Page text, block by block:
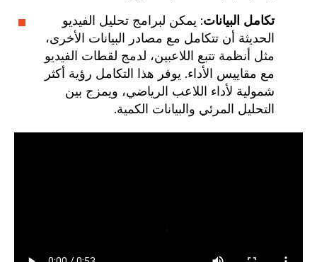
تكامل البيانات: يمكن لبرامج تحليل الفيديو
الحديثة أن تتكامل مع مصادر البيانات الأخرى،
مثل أنظمة تتبع اللاعبين، لدمج لقطات الفيديو
مع مقاييس الأداء. يوفر هذا التكامل رؤية أكثر
شمولية لأداء اللاعب الرياضي، ويمزج بين
التحليل المرئي والبيانات الكمية.